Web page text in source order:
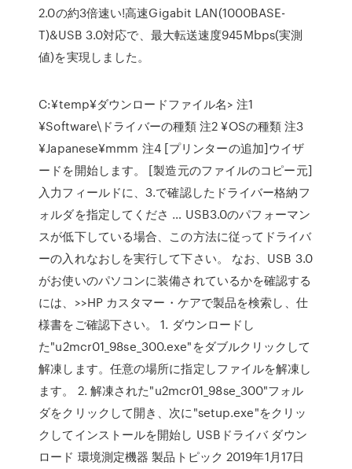
2.0の約3倍速い!高速Gigabit LAN(1000BASE-
T)&USB 3.0対応で、最大転送速度945Mbps(実測
値)を実現しました。
C:¥temp¥ダウンロードファイル名> 注1
¥Software\ドライバーの種類 注2 ¥OSの種類 注3
¥Japanese¥mmm 注4 [プリンターの追加]ウイザ
ードを開始します。 [製造元のファイルのコピー元]
入力フィールドに、3.で確認したドライバー格納フ
ォルダを指定してくださ … USB3.0のパフォーマン
スが低下している場合、この方法に従ってドライバ
ーの入れなおしを実行して下さい。 なお、USB 3.0
がお使いのパソコンに装備されているかを確認する
には、>>HP カスタマー・ケアで製品を検索し、仕
様書をご確認下さい。 1. ダウンロードし
た"u2mcr01_98se_300.exe"をダブルクリックして
解凍します。任意の場所に指定しファイルを解凍し
ます。 2. 解凍された"u2mcr01_98se_300"フォル
ダをクリックして開き、次に"setup.exe"をクリッ
クしてインストールを開始し USBドライバ ダウン
ロード 環境測定機器 製品トピック 2019年1月17日